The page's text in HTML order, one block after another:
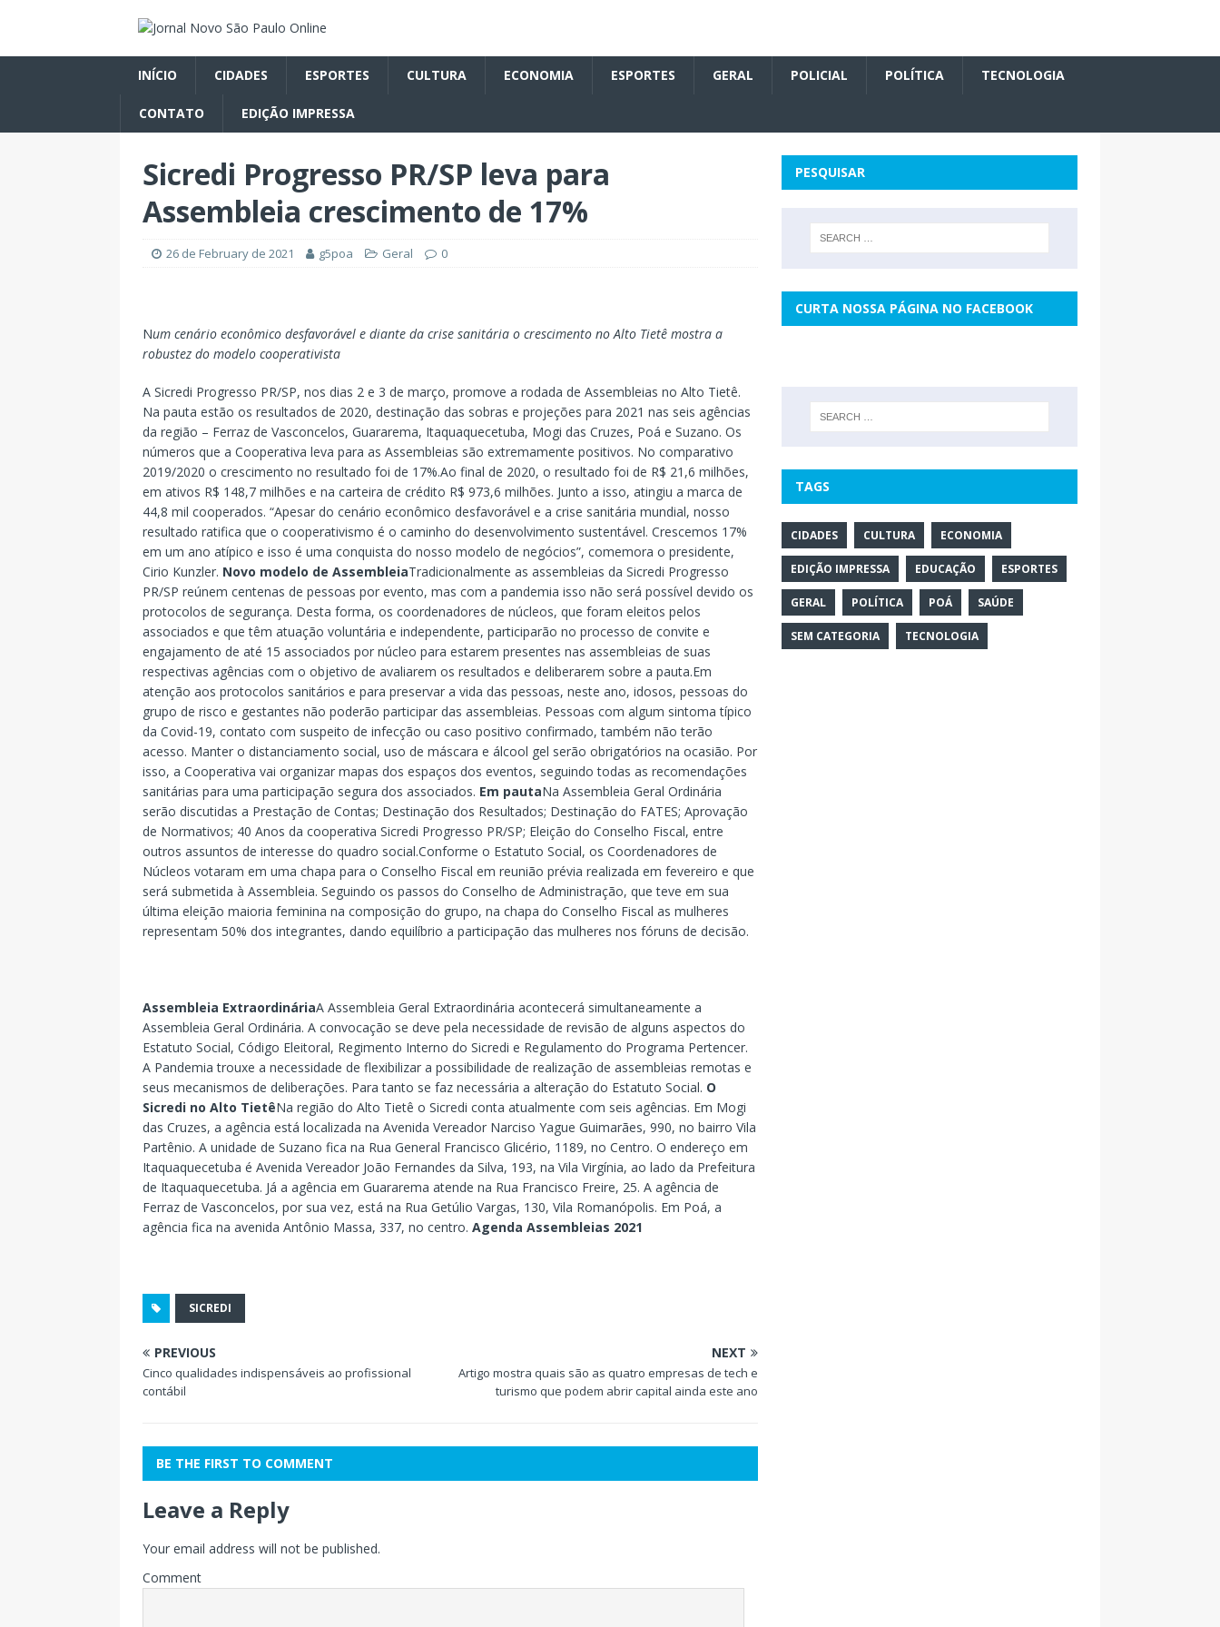
INÍCIO CIDADES ESPORTES CULTURA ECONOMIA ESPORTES GERAL POLICIAL POLÍTICA TECNOLOGIA
CONTATO EDIÇÃO IMPRESSA
Sicredi Progresso PR/SP leva para
Assembleia crescimento de 17%
26 de February de 2021 g5poa Geral 0
Num cenário econômico desfavorável e diante da crise sanitária o crescimento no Alto Tietê mostra a
robustez do modelo cooperativista
A Sicredi Progresso PR/SP, nos dias 2 e 3 de março, promove a rodada de Assembleias no Alto Tietê.
Na pauta estão os resultados de 2020, destinação das sobras e projeções para 2021 nas seis agências
da região – Ferraz de Vasconcelos, Guararema, Itaquaquecetuba, Mogi das Cruzes, Poá e Suzano. Os
números que a Cooperativa leva para as Assembleias são extremamente positivos. No comparativo
2019/2020 o crescimento no resultado foi de 17%.Ao final de 2020, o resultado foi de R$ 21,6 milhões,
em ativos R$ 148,7 milhões e na carteira de crédito R$ 973,6 milhões. Junto a isso, atingiu a marca de
44,8 mil cooperados. “Apesar do cenário econômico desfavorável e a crise sanitária mundial, nosso
resultado ratifica que o cooperativismo é o caminho do desenvolvimento sustentável. Crescemos 17%
em um ano atípico e isso é uma conquista do nosso modelo de negócios”, comemora o presidente,
Cirio Kunzler. Novo modelo de AssembleiaTradicionalmente as assembleias da Sicredi Progresso
PR/SP reúnem centenas de pessoas por evento, mas com a pandemia isso não será possível devido os
protocolos de segurança. Desta forma, os coordenadores de núcleos, que foram eleitos pelos
associados e que têm atuação voluntária e independente, participarão no processo de convite e
engajamento de até 15 associados por núcleo para estarem presentes nas assembleias de suas
respectivas agências com o objetivo de avaliarem os resultados e deliberarem sobre a pauta.Em
atenção aos protocolos sanitários e para preservar a vida das pessoas, neste ano, idosos, pessoas do
grupo de risco e gestantes não poderão participar das assembleias. Pessoas com algum sintoma típico
da Covid-19, contato com suspeito de infecção ou caso positivo confirmado, também não terão
acesso. Manter o distanciamento social, uso de máscara e álcool gel serão obrigatórios na ocasião. Por
isso, a Cooperativa vai organizar mapas dos espaços dos eventos, seguindo todas as recomendações
sanitárias para uma participação segura dos associados. Em pautaNa Assembleia Geral Ordinária
serão discutidas a Prestação de Contas; Destinação dos Resultados; Destinação do FATES; Aprovação
de Normativos; 40 Anos da cooperativa Sicredi Progresso PR/SP; Eleição do Conselho Fiscal, entre
outros assuntos de interesse do quadro social.Conforme o Estatuto Social, os Coordenadores de
Núcleos votaram em uma chapa para o Conselho Fiscal em reunião prévia realizada em fevereiro e que
será submetida à Assembleia. Seguindo os passos do Conselho de Administração, que teve em sua
última eleição maioria feminina na composição do grupo, na chapa do Conselho Fiscal as mulheres
representam 50% dos integrantes, dando equilíbrio a participação das mulheres nos fóruns de decisão.
Assembleia ExtraordináriaA Assembleia Geral Extraordinária acontecerá simultaneamente a
Assembleia Geral Ordinária. A convocação se deve pela necessidade de revisão de alguns aspectos do
Estatuto Social, Código Eleitoral, Regimento Interno do Sicredi e Regulamento do Programa Pertencer.
A Pandemia trouxe a necessidade de flexibilizar a possibilidade de realização de assembleias remotas e
seus mecanismos de deliberações. Para tanto se faz necessária a alteração do Estatuto Social. O
Sicredi no Alto TietêNa região do Alto Tietê o Sicredi conta atualmente com seis agências. Em Mogi
das Cruzes, a agência está localizada na Avenida Vereador Narciso Yague Guimarães, 990, no bairro Vila
Partênio. A unidade de Suzano fica na Rua General Francisco Glicério, 1189, no Centro. O endereço em
Itaquaquecetuba é Avenida Vereador João Fernandes da Silva, 193, na Vila Virgínia, ao lado da Prefeitura
de Itaquaquecetuba. Já a agência em Guararema atende na Rua Francisco Freire, 25. A agência de
Ferraz de Vasconcelos, por sua vez, está na Rua Getúlio Vargas, 130, Vila Romanópolis. Em Poá, a
agência fica na avenida Antônio Massa, 337, no centro. Agenda Assembleias 2021
SICREDI
PREVIOUS
Cinco qualidades indispensáveis ao profissional
contábil
NEXT
Artigo mostra quais são as quatro empresas de tech e
turismo que podem abrir capital ainda este ano
BE THE FIRST TO COMMENT
Leave a Reply
Your email address will not be published.
Comment
PESQUISAR
CURTA NOSSA PÁGINA NO FACEBOOK
TAGS
CIDADES CULTURA ECONOMIA
EDIÇÃO IMPRESSA EDUCAÇÃO ESPORTES
GERAL POLÍTICA POÁ SAÚDE
SEM CATEGORIA TECNOLOGIA